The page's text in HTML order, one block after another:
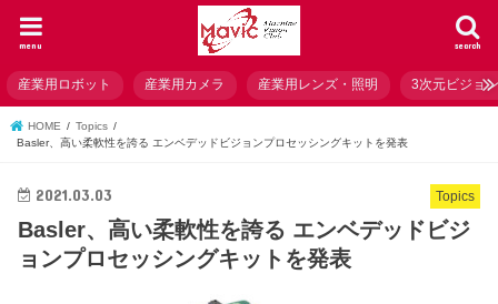
search
menu
産業用ロボット 産業用カメラ 産業用レンズ・照明 3次元ビジョ
HOME
Topics
Basler、高い柔軟性を誇る エンベデッドビジョンプロセッシングキットを発表
Topics
2021.03.03
Basler、高い柔軟性を誇る エンベデッドビジ
ョンプロセッシングキットを発表